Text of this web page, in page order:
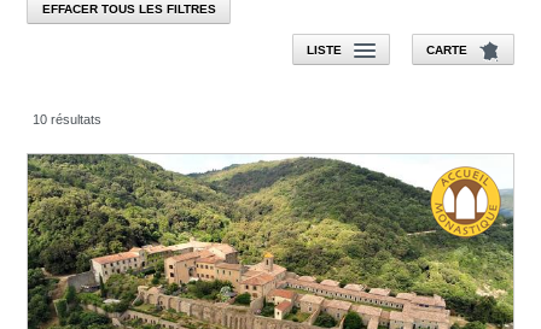
EFFACER TOUS LES FILTRES
LISTE CARTE
10 résultats